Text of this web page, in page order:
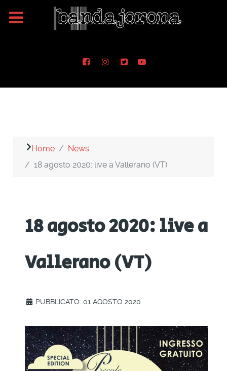
Home
News
18 agosto 2020: live a Vallerano (VT)
18 agosto 2020: live a
Vallerano (VT)
PUBBLICATO: 01 AGOSTO 2020